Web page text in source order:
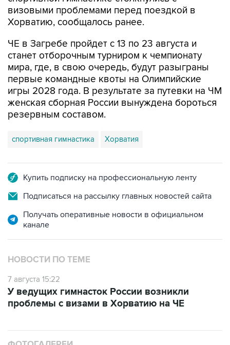
ЧЕ в Загребе пройдет с 13 по 23 августа и
мира, где, в свою очередь, будут разыграны
первые командные квоты на Олимпийские
игры 2028 года. В результате за путевки на ЧМ
женская сборная России вынуждена бороться
резервным составом.
спортивная гимнастика Хорватия
Подписаться на рассылку главных новостей сайта
Получать оперативные новости в официальном
канале
НОВОСТИ ПО ТЕМЕ
7 августа 15:22
проблемы с визами в Хорватию на ЧЕ